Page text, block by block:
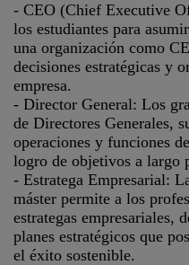
- CEO (Chief Executive
los estudiantes para
una organización como
decisiones estratégicas y
empresa.
- Director General: Los
de Directores Generales,
operaciones y funciones
logro de objetivos a largo
- Estratega Empresarial:
máster permite a los
estrategas empresariales,
planes estratégicos que
el éxito sostenible.